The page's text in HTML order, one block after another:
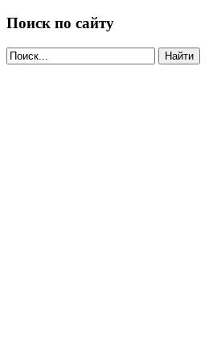
Поиск по сайту
Найти